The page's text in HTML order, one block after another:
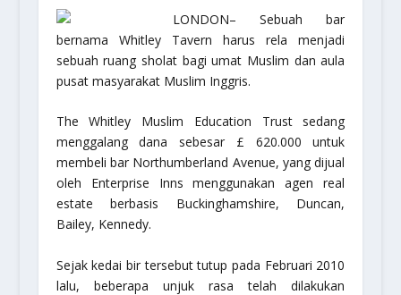
LONDON– Sebuah bar
bernama Whitley Tavern harus rela menjadi
sebuah ruang sholat bagi umat Muslim dan aula
pusat masyarakat Muslim Inggris.
The Whitley Muslim Education Trust sedang
menggalang dana sebesar £ 620.000 untuk
membeli bar Northumberland Avenue, yang dijual
oleh Enterprise Inns menggunakan agen real
estate berbasis Buckinghamshire, Duncan,
Bailey, Kennedy.
Sejak kedai bir tersebut tutup pada Februari 2010
lalu, beberapa unjuk rasa telah dilakukan